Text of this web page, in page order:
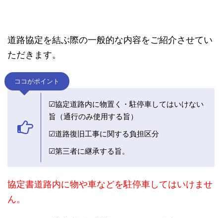
道路協定を結ぶ際の一般的な内容をご紹介させてい
ただきます。
ココがポイント
☑協定道路内に物置く・駐停車してはいけない
旨（通行のみ使用する旨）
☑道路復旧工事に関する負担区分
☑第三者に継承する旨。
協定書道路内に物や車などを駐停車してはいけませ
ん。